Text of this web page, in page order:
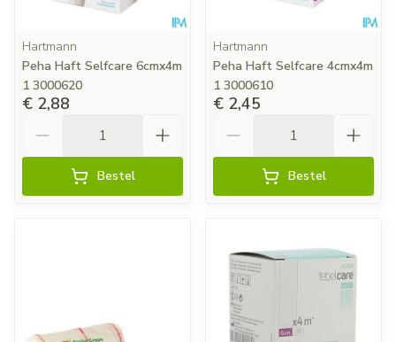
Hartmann
Peha Haft Selfcare 6cmx4m
1 3000620
€ 2,88
Bestel
Hartmann
Peha Haft Selfcare 4cmx4m
1 3000610
€ 2,45
Bestel